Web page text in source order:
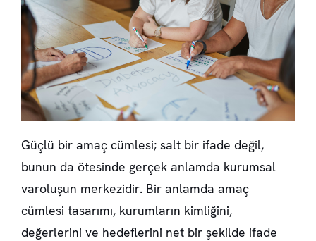
Güçlü bir amaç cümlesi; salt bir ifade değil,
bunun da ötesinde gerçek anlamda kurumsal
varoluşun merkezidir. Bir anlamda amaç
cümlesi tasarımı, kurumların kimliğini,
değerlerini ve hedeflerini net bir şekilde ifade